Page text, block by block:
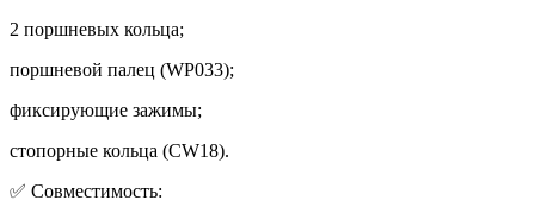
2 поршневых кольца;
поршневой палец (WP033);
фиксирующие зажимы;
стопорные кольца (CW18).
✅ Совместимость: